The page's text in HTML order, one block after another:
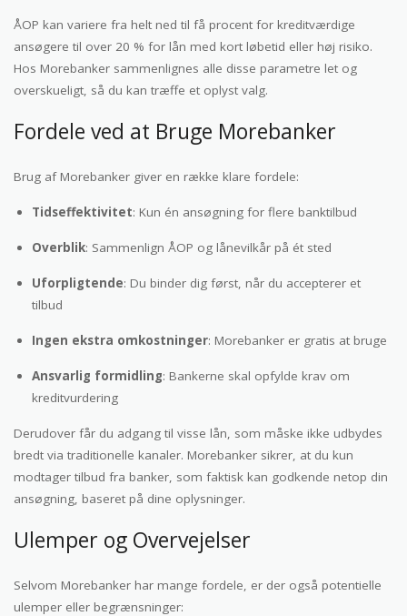
ÅOP kan variere fra helt ned til få procent for kreditværdige
ansøgere til over 20 % for lån med kort løbetid eller høj risiko.
Hos Morebanker sammenlignes alle disse parametre let og
overskueligt, så du kan træffe et oplyst valg.
Fordele ved at Bruge Morebanker
Brug af Morebanker giver en række klare fordele:
Tidseffektivitet: Kun én ansøgning for flere banktilbud
Overblik: Sammenlign ÅOP og lånevilkår på ét sted
Uforpligtende: Du binder dig først, når du accepterer et
tilbud
Ingen ekstra omkostninger: Morebanker er gratis at bruge
Ansvarlig formidling: Bankerne skal opfylde krav om
kreditvurdering
Derudover får du adgang til visse lån, som måske ikke udbydes
bredt via traditionelle kanaler. Morebanker sikrer, at du kun
modtager tilbud fra banker, som faktisk kan godkende netop din
ansøgning, baseret på dine oplysninger.
Ulemper og Overvejelser
Selvom Morebanker har mange fordele, er der også potentielle
ulemper eller begrænsninger: